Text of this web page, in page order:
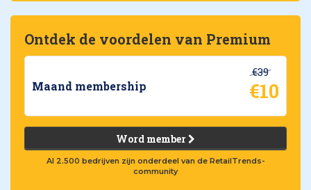
Ontdek de voordelen van Premium
Maand membership
€39
€10
Word member
Al 2.500 bedrijven zijn onderdeel van de RetailTrends-
community